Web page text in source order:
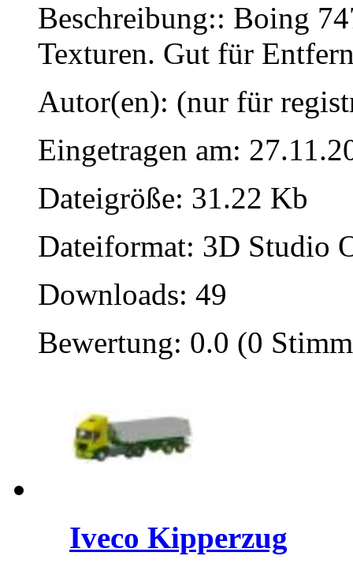
Beschreibung:: Boing
Texturen. Gut für
Autor(en): (nur für
Eingetragen am:
Dateigröße: 31.22 Kb
Dateiformat: 3D Studio
Downloads: 49
Bewertung: 0.0 (0
Iveco Kipperzug